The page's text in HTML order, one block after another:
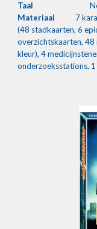
Taal
Materiaal
7
(48 stadkaarten, 6
overzichtskaarten,
kleur), 4
onderzoeksstations,